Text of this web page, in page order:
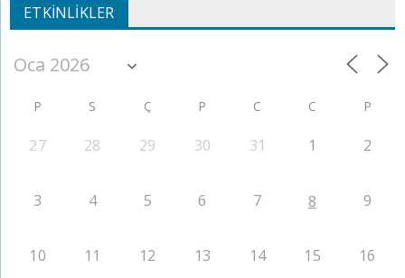
ETKINLIKLER
P S Ç P C C P
27 28 29 30 31 1 2
3 4 5 6 7 8 9
10 11 12 13 14 15 16